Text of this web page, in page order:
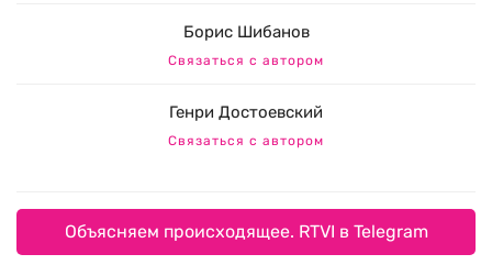
Борис Шибанов
Связаться с автором
Генри Достоевский
Связаться с автором
Объясняем происходящее. RTVI в Telegram